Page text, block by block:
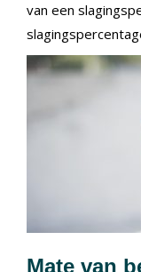
van een
Mate van